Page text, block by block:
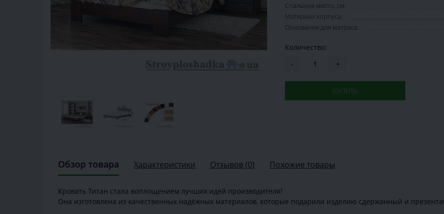
Спальное место, см:
Материал корпуса:
Основание для матраса:
Количество:
- +
КУПИТЬ
Обзор товара Характеристики Отзывов (0) Похожие товары
Кровать Титан стала воплощением лучших идей производителя!
Она изготовлена из качественных надёжных материалов, которые подарили изделию сдержанный и